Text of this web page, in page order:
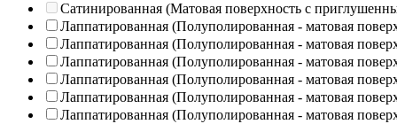
Сатинированная (Матовая поверхность с
Лаппатированная (Полуполированная - матовая
Лаппатированная (Полуполированная - матовая
Лаппатированная (Полуполированная - матовая
Лаппатированная (Полуполированная - матовая
Лаппатированная (Полуполированная - матовая
Лаппатированная (Полуполированная - матовая